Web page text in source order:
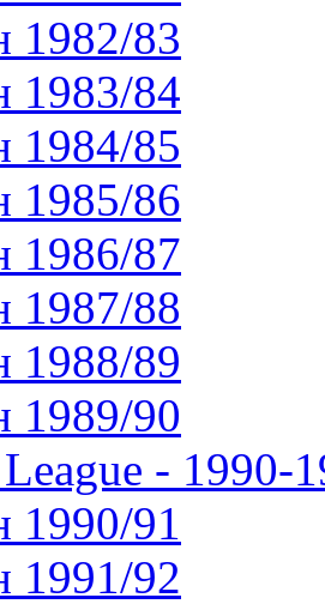
1982/83
1983/84
1984/85
1985/86
1986/87
1987/88
1988/89
1989/90
- 1990-
1990/91
1991/92